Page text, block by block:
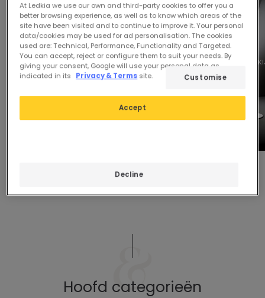
PRODUCTEN BEKIJKEN PRODUCTEN BEKIJKEN PRODUCTEN
Hoofd categorieën
At Ledkia we use our own and third-party cookies to offer you a
better browsing experience, as well as to know which areas of the
site have been visited and to continue to improve it. Your personal
data/cookies may be used for ad personalisation. The cookies
used are: Technical, Performance, Functionality and Targeted.
You can accept, reject or configure them to suit your needs. By
giving your consent, Google will use your personal data as
indicated in its
Privacy & Terms site.
Decline
Accept
Customise